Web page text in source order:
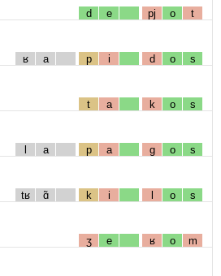
d e pj o t
ʁ a p i d o s
t a k o s
l a p a g o s
tʁ ɑ̃ k i l o s
ʒ e ʁ o m